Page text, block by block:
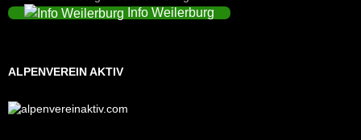
Info Weilerburg
ALPENVEREIN AKTIV